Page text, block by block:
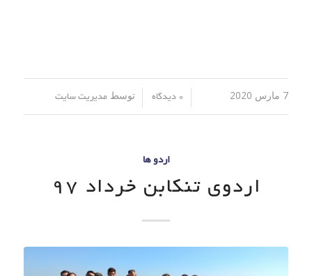
7 مارس 2020 / 0 دیدگاه توسط مدیریت سایت
اردو ها
اردوی تنکابن خرداد 97